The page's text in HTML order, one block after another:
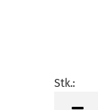
Stk.: